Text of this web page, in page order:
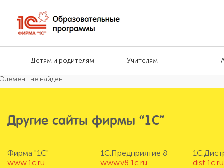
Детям и родителям Учителям
Элемент не найден
Другие сайты фирмы “1С”
Фирма "1С"
www.1c.ru
1С:Предприятие 8
www.v8.1c.ru
dist.1c.ru